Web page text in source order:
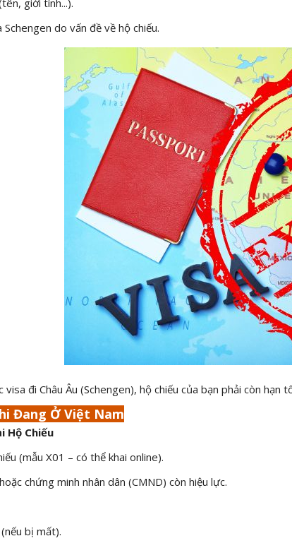
giới tính...).
do vấn đề về hộ chiếu.
đi Châu Âu (Schengen), hộ chiếu của bạn phải còn
Đang Ở Việt Nam
Hộ Chiếu
(mẫu X01 – có thể khai online).
chứng minh nhân dân (CMND) còn hiệu lực.
bị mất).